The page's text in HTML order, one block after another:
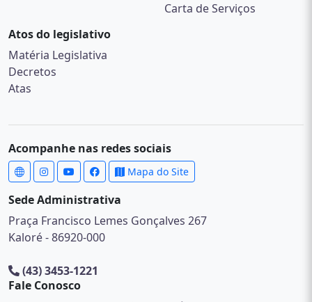
Carta de Serviços
Atos do legislativo
Matéria Legislativa
Decretos
Atas
Acompanhe nas redes sociais
Mapa do Site
Sede Administrativa
Praça Francisco Lemes Gonçalves 267
Kaloré - 86920-000
(43) 3453-1221
Fale Conosco